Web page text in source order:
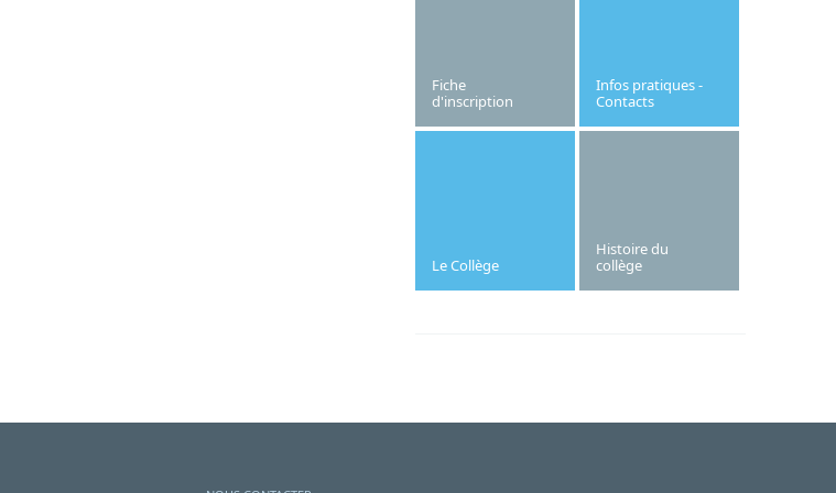
Fiche
d'inscription
Infos pratiques -
Contacts
Le Collège
Histoire du
collège